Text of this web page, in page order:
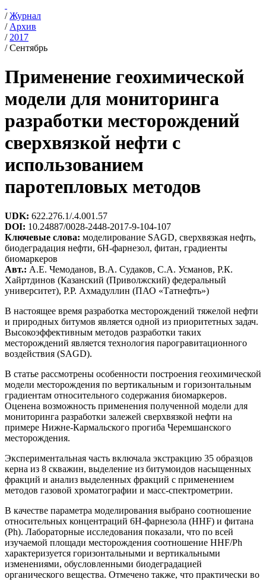
/Журнал
/ Архив
/ 2017
/Сентябрь
Применение геохимической
модели для мониторинга
разработки месторождений
сверхвязкой нефти c
использованием
паротепловых методов
UDK: 622.276.1/.4.001.57
DOI: 10.24887/0028-2448-2017-9-104-107
Ключевые слова: моделирование SAGD, сверхвязкая нефть,
биодеградация нефти, 6H-фарнезол, фитан, градиенты
биомаркеров
Авт.: А.Е. Чемоданов, В.А. Судаков, С.А. Усманов, Р.К.
Хайртдинов (Казанский (Приволжский) федеральный
университет), Р.Р. Ахмадуллин (ПАО «Татнефть»)
В настоящее время разработка месторождений тяжелой нефти
и природных битумов является одной из приоритетных задач.
Высокоэффективным методов разработки таких
месторождений является технология парогравитационного
воздействия (SAGD).
В статье рассмотрены особенности построения геохимической
модели месторождения по вертикальным и горизонтальным
градиентам относительного содержания биомаркеров.
Оценена возможность применения полученной модели для
мониторинга разработки залежей сверхвязкой нефти на
примере Нижне-Кармальского прогиба Черемшанского
месторождения.
Экспериментальная часть включала экстракцию 35 образцов
керна из 8 скважин, выделение из битумоидов насыщенных
фракций и анализ выделенных фракций с применением
методов газовой хроматографии и масс-спектрометрии.
В качестве параметра моделирования выбрано соотношение
относительных концентраций 6Н-фарнезола (HHF) и фитана
(Ph). Лабораторные исследования показали, что по всей
изучаемой площади месторождения соотношение HHF/Ph
характеризуется горизонтальными и вертикальными
изменениями, обусловленными биодеградацией
органического вещества. Отмечено также, что практически во